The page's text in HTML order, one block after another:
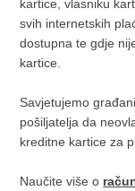
kartice, vlasniku
svih internetskih
dostupna te gdje
kartice.
Savjetujemo
pošiljatelja da
kreditne kartice za
Naučite više o